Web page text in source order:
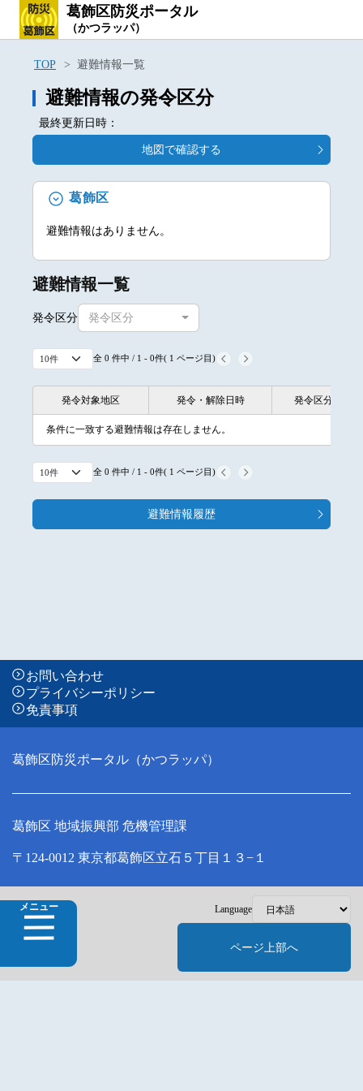
葛飾区防災ポータル
（かつラッパ）
TOP 避難情報一覧
避難情報の発令区分
最終更新日時：
地図で確認する
葛飾区
避難情報はありません。
避難情報一覧
発令区分 発令区分
全 0 件中 / 1 - 0件( 1 ページ目)
発令対象地区 発令・解除日時
発令区分
発令対象地区
発令・解除日時
条件に一致する避難情報は存在しません。
全 0 件中 / 1 - 0件( 1 ページ目)
避難情報履歴
お問い合わせ
プライバシーポリシー
免責事項
葛飾区防災ポータル（かつラッパ）
葛飾区 地域振興部 危機管理課
〒124-0012 東京都葛飾区立石５丁目１３−１
Copyright © Katsushika City, All Rights Reserved.
メニュー Language
ページ上部へ